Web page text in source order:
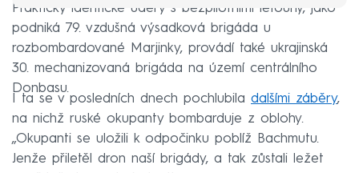
Prakticky identické údery s bezpilotními letouny, jako
podniká 79. vzdušná výsadková brigáda u
rozbombardované Marjinky, provádí také ukrajinská
30. mechanizovaná brigáda na území centrálního
Donbasu.
I ta se v posledních dnech pochlubila dalšími záběry,
na nichž ruské okupanty bombarduje z oblohy.
„Okupanti se uložili k odpočinku poblíž Bachmutu.
Jenže přiletěl dron naší brigády, a tak zůstali ležet